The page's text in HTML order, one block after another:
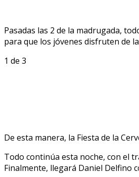
Pasadas las 2 de la madrugada,
para que los jóvenes disfruten de
1 de 3
De esta manera, la Fiesta de la
Todo continúa esta noche, con el
Finalmente, llegará Daniel Delfino